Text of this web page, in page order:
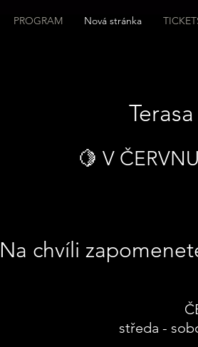
PROGRAM Nová stránka
🍋 V
Na chvíli
středa -